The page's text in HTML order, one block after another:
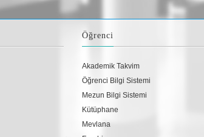
Öğrenci
Akademik Takvim
Öğrenci Bilgi Sistemi
Mezun Bilgi Sistemi
Kütüphane
Mevlana